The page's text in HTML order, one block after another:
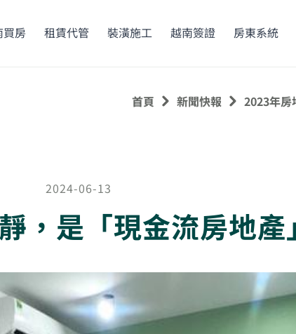
房 租賃代管 裝潢施工 越南簽證 房東系統
首頁 新聞快報 2023年房
2024-06-13
，是「現金流房地產